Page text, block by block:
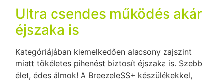
Ultra csendes működés akár
éjszaka is
Kategóriájában kiemelkedően alacsony zajszint
miatt tökéletes pihenést biztosít éjszaka is. Szebb
élet, édes álmok! A BreezeleSS+ készülékekkel,